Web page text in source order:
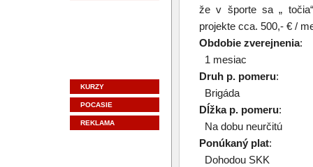
KURZY
POCASIE
REKLAMA
že v športe sa „
projekte cca. 500,- € /
Obdobie zverejnenia:
1 mesiac
Druh p. pomeru:
Brigáda
Dĺžka p. pomeru:
Na dobu neurčitú
Ponúkaný plat:
Dohodou SKK